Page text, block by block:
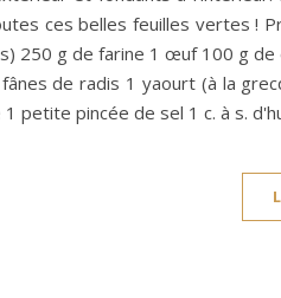
ces belles feuilles vertes !
250 g de farine 1 œuf 100 g
de radis 1 yaourt (à la
petite pincée de sel 1 c. à s.